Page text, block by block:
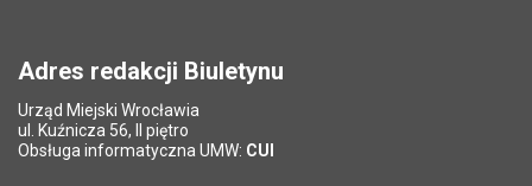
Adres redakcji Biuletynu
Urząd Miejski Wrocławia
ul. Kuźnicza 56, II piętro
Obsługa informatyczna UMW: CUI